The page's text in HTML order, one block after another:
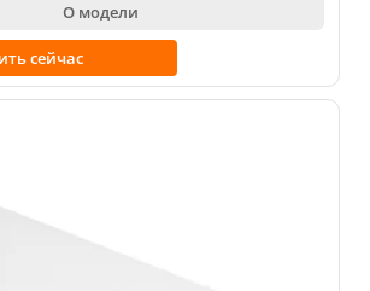
О модели
сейчас